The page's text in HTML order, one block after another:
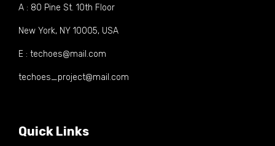
A : 80 Pine St. 10th Floor
New York, NY 10005, USA
E : techoes@mail.com
techoes_project@mail.com
Quick Links